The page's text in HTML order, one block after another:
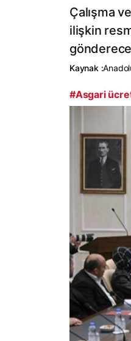
Çalışma
ilişkin
Kaynak :
#Asgari